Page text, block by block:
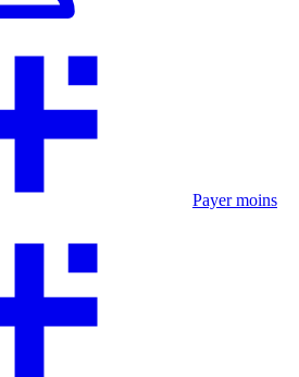
Payer moins